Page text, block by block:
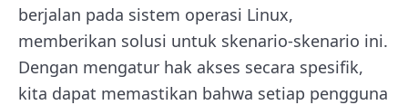
berjalan pada sistem operasi Linux,
memberikan solusi untuk skenario-skenario ini.
Dengan mengatur hak akses secara spesifik,
kita dapat memastikan bahwa setiap pengguna